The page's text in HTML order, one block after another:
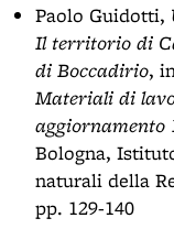
Paolo Guidotti,
Il territorio di
di Boccadirio,
Materiali di
aggiornamento
Bologna,
naturali della
pp. 129-140